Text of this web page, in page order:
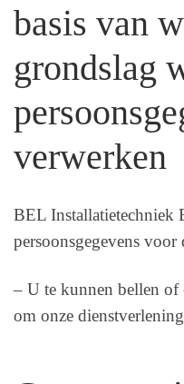
basis van
grondslag
verwerken
BEL Installatietechniek
persoonsgegevens
– U te kunnen bellen
om onze